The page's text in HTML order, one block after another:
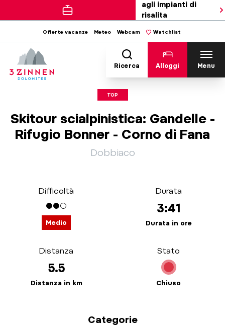
agli impianti di
risalita
Offerte vacanze Meteo Webcam Watchlist
Ricerca Alloggi Menu
TOP
Skitour scialpinistica: Gandelle -
Rifugio Bonner - Corno di Fana
Dobbiaco
Difficoltà
Medio
Durata
3:41
Durata in ore
Distanza
5.5
Distanza in km
Stato
Chiuso
Categorie